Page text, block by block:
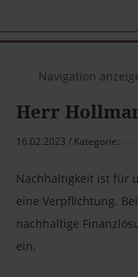
Navigation
Herr
16.02.2023 Kategorie:
Nachhaltigkeit ist für
eine Verpflichtung.
nachhaltige
ein.